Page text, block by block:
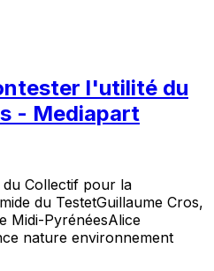
l'utilité du
- Mediapart
Collectif pour la
du TestetGuillaume Cros,
Midi-PyrénéesAlice
nature environnement